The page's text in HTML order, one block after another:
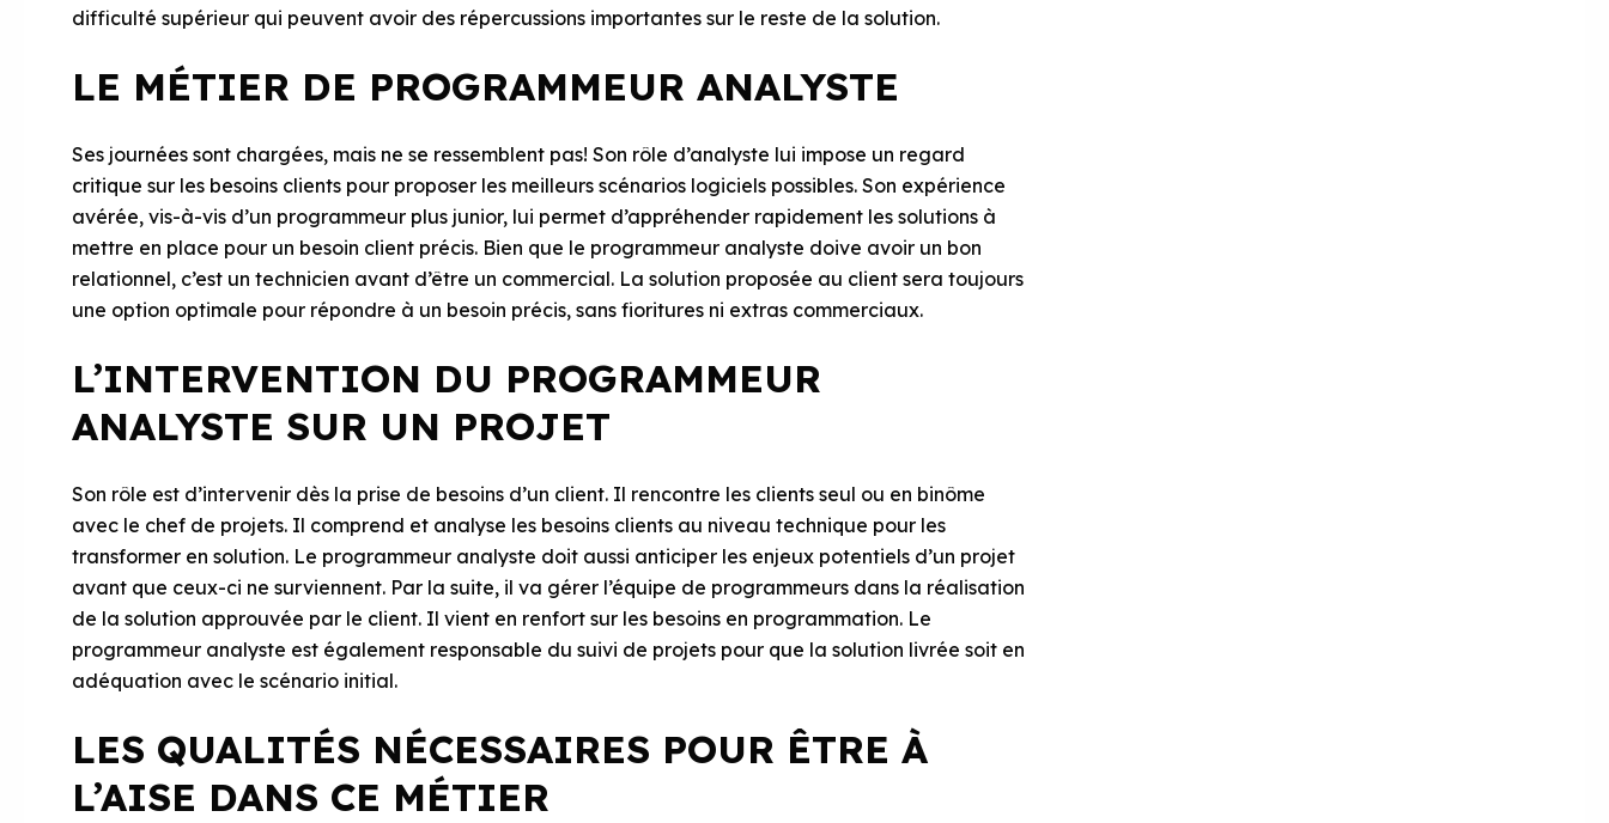
difficulté supérieur qui peuvent avoir des répercussions importantes sur le reste de la solution.
LE MÉTIER DE PROGRAMMEUR ANALYSTE
Ses journées sont chargées, mais ne se ressemblent pas! Son rôle d’analyste lui impose un regard
critique sur les besoins clients pour proposer les meilleurs scénarios logiciels possibles. Son expérience
avérée, vis-à-vis d’un programmeur plus junior, lui permet d’appréhender rapidement les solutions à
mettre en place pour un besoin client précis. Bien que le programmeur analyste doive avoir un bon
relationnel, c’est un technicien avant d’être un commercial. La solution proposée au client sera toujours
une option optimale pour répondre à un besoin précis, sans fioritures ni extras commerciaux.
L’INTERVENTION DU PROGRAMMEUR
ANALYSTE SUR UN PROJET
Son rôle est d’intervenir dès la prise de besoins d’un client. Il rencontre les clients seul ou en binôme
avec le chef de projets. Il comprend et analyse les besoins clients au niveau technique pour les
transformer en solution. Le programmeur analyste doit aussi anticiper les enjeux potentiels d’un projet
avant que ceux-ci ne surviennent. Par la suite, il va gérer l’équipe de programmeurs dans la réalisation
de la solution approuvée par le client. Il vient en renfort sur les besoins en programmation. Le
programmeur analyste est également responsable du suivi de projets pour que la solution livrée soit en
adéquation avec le scénario initial.
LES QUALITÉS NÉCESSAIRES POUR ÊTRE À
L’AISE DANS CE MÉTIER